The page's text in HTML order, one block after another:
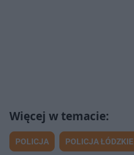
POLICJA POLICJA ŁÓDZKIE